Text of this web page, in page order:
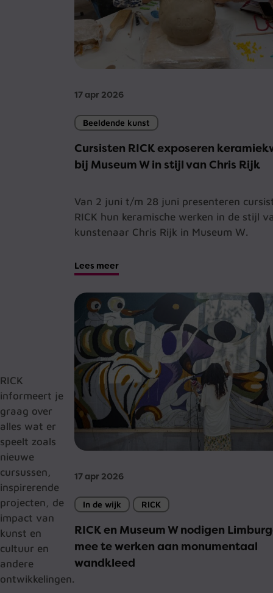
RICK
informeert je
graag over
alles wat er
speelt zoals
nieuwe
cursussen,
inspirerende
projecten, de
impact van
kunst en
cultuur en
andere
ontwikkelingen.
17 apr 2026
Beeldende kunst
Cursisten RICK exposeren
bij Museum W in stijl van Chris Rijk
Van 2 juni t/m 28 juni presenteren
RICK hun keramische werken in de stijl
kunstenaar Chris Rijk in Museum W.
Lees meer
17 apr 2026
In de wijk RICK
RICK en Museum W nodigen
mee te werken aan monumentaal
wandkleed